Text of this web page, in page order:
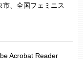
、全国フェミニス
Acrobat Reader